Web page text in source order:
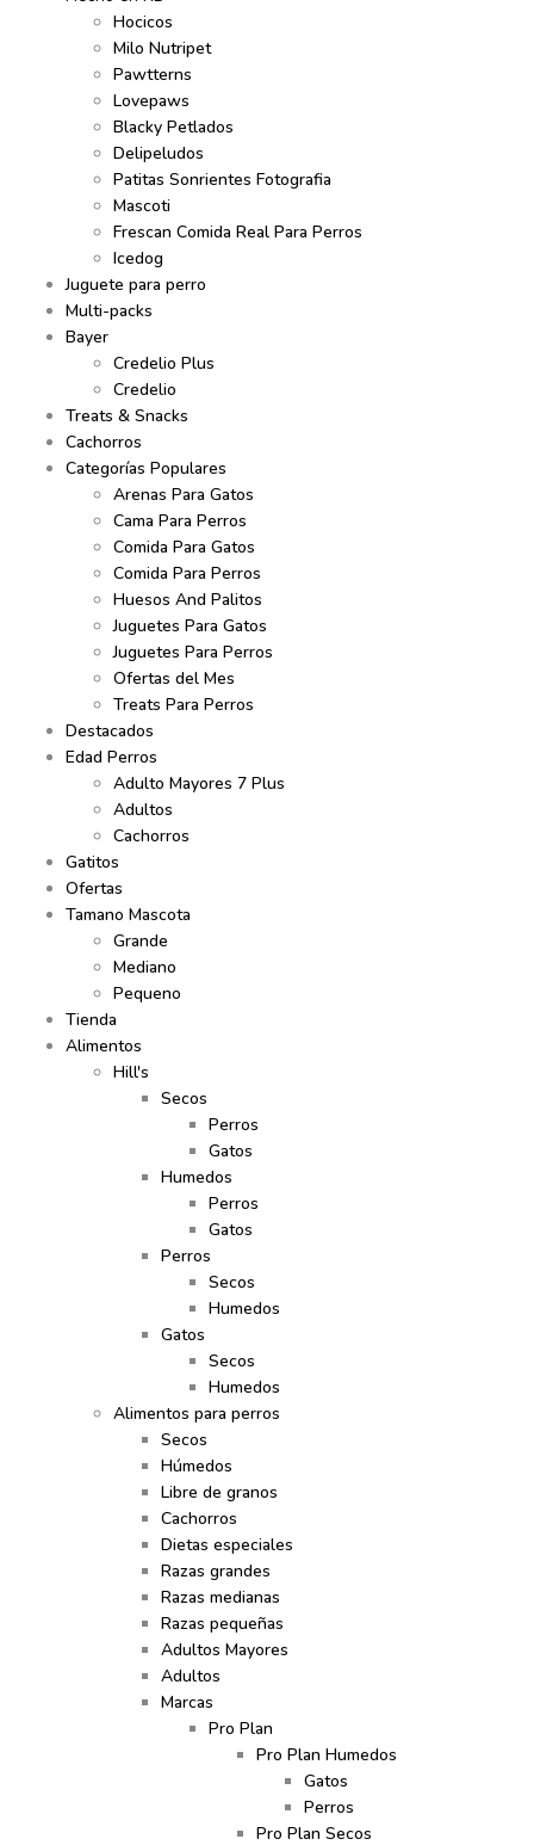
Hocicos
Milo Nutripet
Pawtterns
Lovepaws
Blacky Petlados
Delipeludos
Patitas Sonrientes Fotografia
Mascoti
Frescan Comida Real Para Perros
Icedog
Juguete para perro
Multi-packs
Bayer
Credelio Plus
Credelio
Treats & Snacks
Cachorros
Categorías Populares
Arenas Para Gatos
Cama Para Perros
Comida Para Gatos
Comida Para Perros
Huesos And Palitos
Juguetes Para Gatos
Juguetes Para Perros
Ofertas del Mes
Treats Para Perros
Destacados
Edad Perros
Adulto Mayores 7 Plus
Adultos
Cachorros
Gatitos
Ofertas
Tamano Mascota
Grande
Mediano
Pequeno
Tienda
Alimentos
Hill's
Secos
Perros
Gatos
Humedos
Perros
Gatos
Perros
Secos
Humedos
Gatos
Secos
Humedos
Alimentos para perros
Secos
Húmedos
Libre de granos
Cachorros
Dietas especiales
Razas grandes
Razas medianas
Razas pequeñas
Adultos Mayores
Adultos
Marcas
Pro Plan
Pro Plan Humedos
Gatos
Perros
Pro Plan Secos